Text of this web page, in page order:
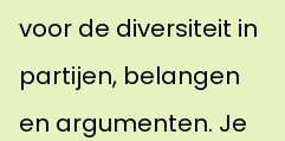
voor de diversiteit in
partijen, belangen
en argumenten. Je